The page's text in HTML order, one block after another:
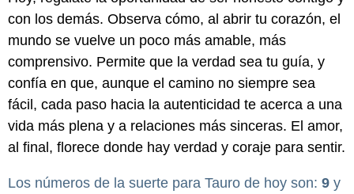
con los demás. Observa cómo, al abrir tu corazón, el
mundo se vuelve un poco más amable, más
comprensivo. Permite que la verdad sea tu guía, y
confía en que, aunque el camino no siempre sea
fácil, cada paso hacia la autenticidad te acerca a una
vida más plena y a relaciones más sinceras. El amor,
al final, florece donde hay verdad y coraje para sentir.
Los números de la suerte para Tauro de hoy son: 9 y